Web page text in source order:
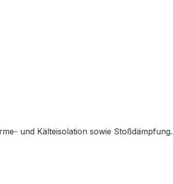
und Kälteisolation sowie Stoßdämpfung.